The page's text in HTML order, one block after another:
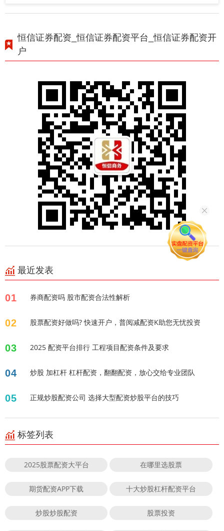
恒信证券配资_恒信证券配资平台_恒信证券配资开
户
最近发表
01 券商配资吗 股市配资合法性解析
02 股票配资好做吗? 快速开户，普阅减配资K助您无忧投资
03 2025 配资平台排行 工程项目配资条件及要求
04 炒股 加杠杆 杠杆配资，翻翻配资，放心交给专业团队
05 正规炒股配资公司 选择大型配资炒股平台的技巧
标签列表
2025股票配资大平台 在哪里选股票
期货配资APP下载 十大炒股杠杆配资平台
炒股炒股配资 股票投资